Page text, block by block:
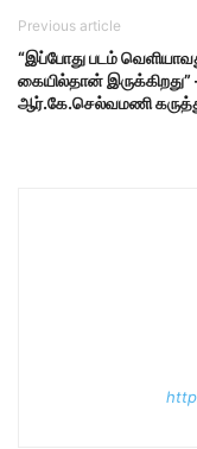
Previous article
“இப்​போது படம்
கையில்​தான் இருக்​கிறது”
ஆர்.கே.செல்​வ​மணி